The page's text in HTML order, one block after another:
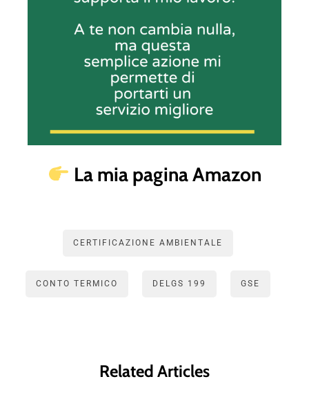
La mia pagina Amazon
CERTIFICAZIONE AMBIENTALE
CONTO TERMICO DELGS 199 GSE
Related Articles